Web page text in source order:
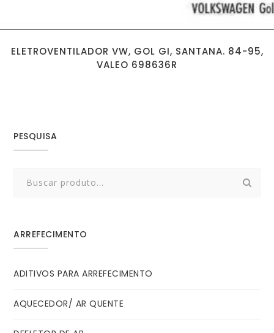
ELETROVENTILADOR VW, GOL GI, SANTANA. 84-95,
VALEO 698636R
PESQUISA
ARREFECIMENTO
ADITIVOS PARA ARREFECIMENTO
AQUECEDOR/ AR QUENTE